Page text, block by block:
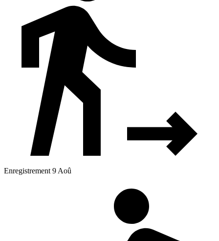
Enregistrement 9 Aoû